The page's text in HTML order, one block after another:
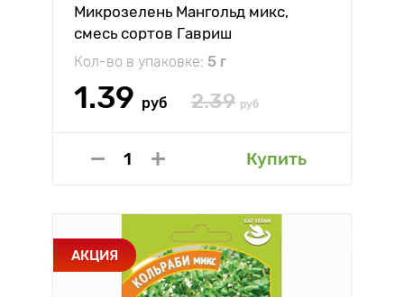
Микрозелень Мангольд микс,
смесь сортов Гавриш
Кол-во в упаковке: 5 г
1.39 руб 2.39 руб
Купить
АКЦИЯ